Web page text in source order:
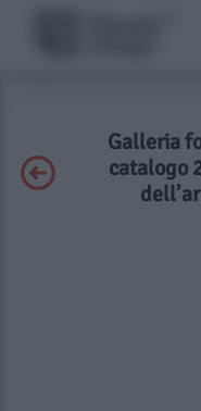
Galleria
catalogo